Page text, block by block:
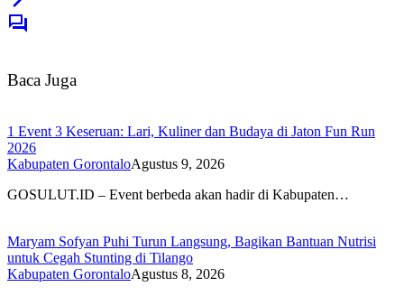
Baca Juga
1 Event 3 Keseruan: Lari, Kuliner dan Budaya di Jaton Fun Run
2026
Kabupaten GorontaloAgustus 9, 2026
GOSULUT.ID – Event berbeda akan hadir di Kabupaten…
Maryam Sofyan Puhi Turun Langsung, Bagikan Bantuan Nutrisi
untuk Cegah Stunting di Tilango
Kabupaten GorontaloAgustus 8, 2026